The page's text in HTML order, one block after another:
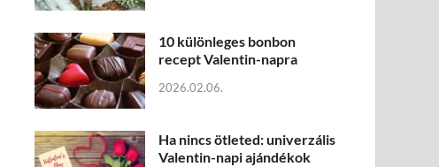
10 különleges bonbon
recept Valentin-napra
2026.02.06.
Ha nincs ötleted: univerzális
Valentin-napi ajándékok